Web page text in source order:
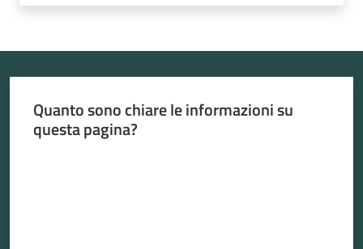
Quanto sono chiare le informazioni su
questa pagina?